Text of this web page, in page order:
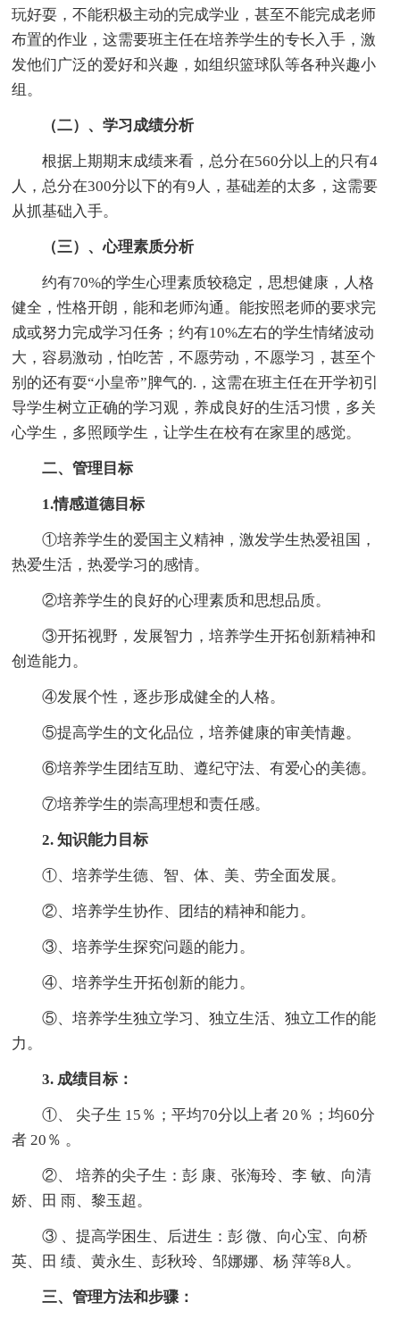
玩好耍，不能积极主动的完成学业，甚至不能完成老师
布置的作业，这需要班主任在培养学生的专长入手，激
发他们广泛的爱好和兴趣，如组织篮球队等各种兴趣小
组。
（二）、学习成绩分析
根据上期期末成绩来看，总分在560分以上的只有4
人，总分在300分以下的有9人，基础差的太多，这需要
从抓基础入手。
（三）、心理素质分析
约有70%的学生心理素质较稳定，思想健康，人格
健全，性格开朗，能和老师沟通。能按照老师的要求完
成或努力完成学习任务；约有10%左右的学生情绪波动
大，容易激动，怕吃苦，不愿劳动，不愿学习，甚至个
别的还有耍“小皇帝”脾气的.，这需在班主任在开学初引
导学生树立正确的学习观，养成良好的生活习惯，多关
心学生，多照顾学生，让学生在校有在家里的感觉。
二、管理目标
1.情感道德目标
①培养学生的爱国主义精神，激发学生热爱祖国，
热爱生活，热爱学习的感情。
②培养学生的良好的心理素质和思想品质。
③开拓视野，发展智力，培养学生开拓创新精神和
创造能力。
④发展个性，逐步形成健全的人格。
⑤提高学生的文化品位，培养健康的审美情趣。
⑥培养学生团结互助、遵纪守法、有爱心的美德。
⑦培养学生的崇高理想和责任感。
2. 知识能力目标
①、培养学生德、智、体、美、劳全面发展。
②、培养学生协作、团结的精神和能力。
③、培养学生探究问题的能力。
④、培养学生开拓创新的能力。
⑤、培养学生独立学习、独立生活、独立工作的能
力。
3. 成绩目标：
①、 尖子生 15％；平均70分以上者 20％；均60分
者 20％ 。
②、 培养的尖子生：彭 康、张海玲、李 敏、向清
娇、田 雨、黎玉超。
③ 、提高学困生、后进生：彭 微、向心宝、向桥
英、田 绩、黄永生、彭秋玲、邹娜娜、杨 萍等8人。
三、管理方法和步骤：